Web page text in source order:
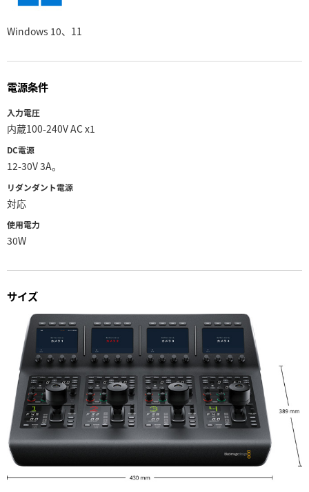
Windows 10、11
電源条件
入力電圧
内蔵100-240V AC x1
DC電源
12-30V 3A。
リダンダント電源
対応
使用電力
30W
サイズ